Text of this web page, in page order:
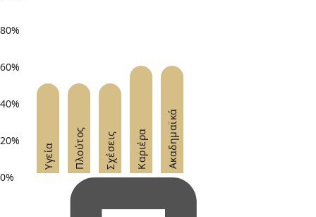
0%
20%
40%
60%
80%
Υγεία Πλούτος Σχέσεις Καριέρα Ακαδημαϊκά